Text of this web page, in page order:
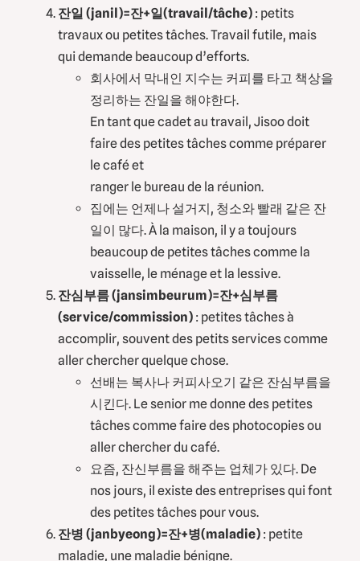
잔일 (janil)=잔+일(travail/tâche) : petits
travaux ou petites tâches. Travail futile, mais
qui demande beaucoup d’efforts.
회사에서 막내인 지수는 커피를 타고 책상을
정리하는 잔일을 해야한다.
En tant que cadet au travail, Jisoo doit
faire des petites tâches comme préparer
le café et
ranger le bureau de la réunion.
집에는 언제나 설거지, 청소와 빨래 같은 잔
일이 많다. À la maison, il y a toujours
beaucoup de petites tâches comme la
vaisselle, le ménage et la lessive.
잔심부름 (jansimbeurum)=잔+심부름
(service/commission) : petites tâches à
accomplir, souvent des petits services comme
aller chercher quelque chose.
선배는 복사나 커피사오기 같은 잔심부름을
시킨다. Le senior me donne des petites
tâches comme faire des photocopies ou
aller chercher du café.
요즘, 잔신부름을 해주는 업체가 있다. De
nos jours, il existe des entreprises qui font
des petites tâches pour vous.
잔병 (janbyeong)=잔+병(maladie) : petite
maladie, une maladie bénigne.